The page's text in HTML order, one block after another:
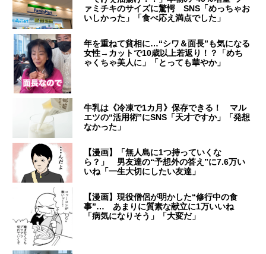
ァミチキのサイズに驚愕 SNS「めっちゃお
いしかった」「食べ応え満点でした」
年を重ねて貧相に…“シワ＆面長”も気になる
女性→カットで10歳以上若返り！？「めち
ゃくちゃ美人に」「とっても華やか」
牛乳は《冷凍で1カ月》保存できる！ マル
エツの“活用術”にSNS「天才ですか」「発想
なかった」
【漫画】「無人島に1つ持っていくな
ら？」 男友達の“予想外の答え”に7.6万い
いね「一生大切にしたい友達」
【漫画】現役僧侶が明かした“修行中の食
事”… あまりに質素な献立に1万いいね
「病気になりそう」「大変だ」